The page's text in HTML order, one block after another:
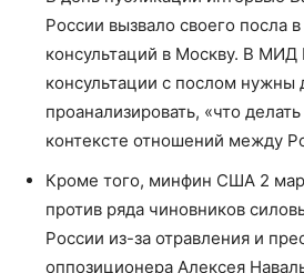
России вызвало своего посла
консультаций в Москву. В МИД
консультации с послом нужны
проанализировать, «что
контексте отношений между
Кроме того, минфин США 2
против ряда чиновников
России из-за отравления и
оппозиционера Алексея